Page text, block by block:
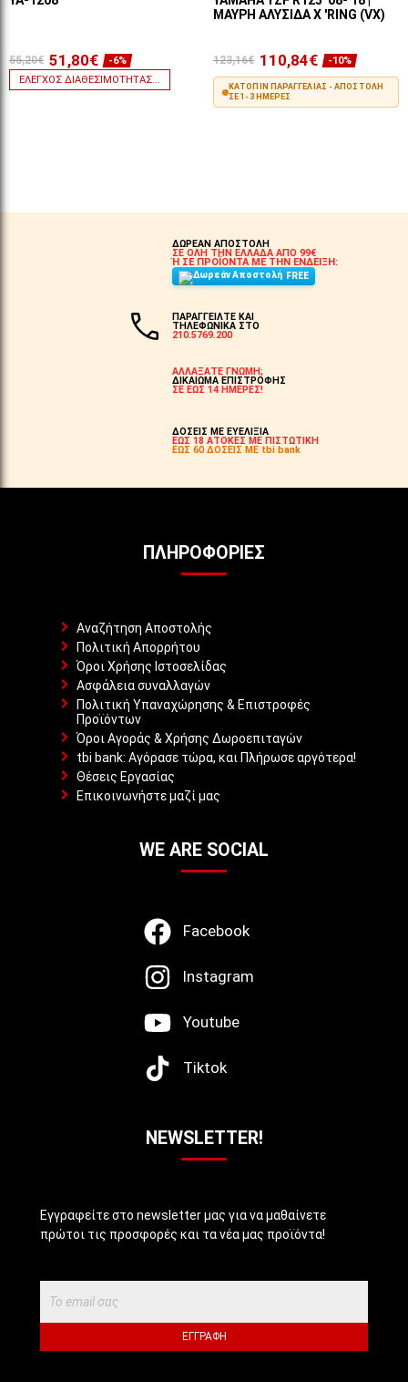
55,20€ 51,80€
-6%
ΈΛΕΓΧΟΣ ΔΙΑΘΕΣΙΜΌΤΗΤΑΣ...
ΜΑΎΡΗ ΑΛΥΣΊΔΑ X 'RING (VX)
123,16€ 110,84€ -10%
ΚΑΤΌΠΙΝ ΠΑΡΑΓΓΕΛΊΑΣ - ΑΠΟΣΤΟΛΉ
ΣΕ 1-3 ΗΜΈΡΕΣ
ΔΩΡΕΑΝ ΑΠΟΣΤΟΛΗ
ΣΕ ΟΛΗ ΤΗΝ ΕΛΛΑΔΑ ΑΠΟ 99€
Ή ΣΕ ΠΡΟΪΟΝΤΑ ΜΕ ΤΗΝ ΕΝΔΕΙΞΗ:
FREE
ΠΑΡΑΓΓΕΙΛΤΕ ΚΑΙ
ΤΗΛΕΦΩΝΙΚΑ ΣΤΟ
210.5769.200
ΑΛΛΑΞΑΤΕ ΓΝΩΜΗ;
ΔΙΚΑΙΩΜΑ ΕΠΙΣΤΡΟΦΗΣ
ΣΕ ΕΩΣ 14 ΗΜΕΡΕΣ!
ΔΟΣΕΙΣ ΜΕ ΕΥΕΛΙΞΙΑ
ΕΩΣ 18 ΑΤΟΚΕΣ ΜΕ ΠΙΣΤΩΤΙΚΗ
ΕΩΣ 60 ΔΟΣΕΙΣ ΜΕ tbi bank
ΠΛΗΡΟΦΟΡΊΕΣ
Αναζήτηση Αποστολής
Πολιτική Απορρήτου
Όροι Χρήσης Ιστοσελίδας
Ασφάλεια συναλλαγών
Πολιτική Υπαναχώρησης & Επιστροφές
Προϊόντων
Όροι Αγοράς & Χρήσης Δωροεπιταγών
tbi bank: Αγόρασε τώρα, και Πλήρωσε αργότερα!
Θέσεις Εργασίας
Επικοινωνήστε μαζί μας
WE ARE SOCIAL
Facebook
Instagram
Youtube
Tiktok
NEWSLETTER!
Εγγραφείτε στο newsletter μας για να μαθαίνετε
πρώτοι τις προσφορές και τα νέα μας προϊόντα!
ΕΓΓΡΑΦΉ